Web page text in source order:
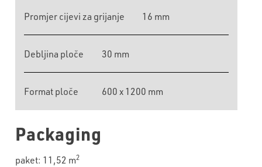
Promjer cijevi za grijanje 16 mm
Debljina ploče 30 mm
Format ploče 600 x 1200 mm
Packaging
paket: 11,52 m2